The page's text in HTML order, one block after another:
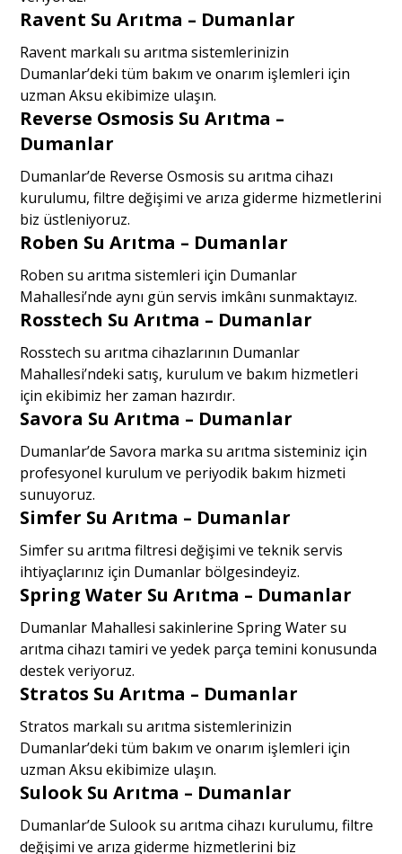
Ravent Su Arıtma – Dumanlar
Ravent markalı su arıtma sistemlerinizin
Dumanlar’deki tüm bakım ve onarım işlemleri için
uzman Aksu ekibimize ulaşın.
Reverse Osmosis Su Arıtma –
Dumanlar
Dumanlar’de Reverse Osmosis su arıtma cihazı
kurulumu, filtre değişimi ve arıza giderme hizmetlerini
biz üstleniyoruz.
Roben Su Arıtma – Dumanlar
Roben su arıtma sistemleri için Dumanlar
Mahallesi’nde aynı gün servis imkânı sunmaktayız.
Rosstech Su Arıtma – Dumanlar
Rosstech su arıtma cihazlarının Dumanlar
Mahallesi’ndeki satış, kurulum ve bakım hizmetleri
için ekibimiz her zaman hazırdır.
Savora Su Arıtma – Dumanlar
Dumanlar’de Savora marka su arıtma sisteminiz için
profesyonel kurulum ve periyodik bakım hizmeti
sunuyoruz.
Simfer Su Arıtma – Dumanlar
Simfer su arıtma filtresi değişimi ve teknik servis
ihtiyaçlarınız için Dumanlar bölgesindeyiz.
Spring Water Su Arıtma – Dumanlar
Dumanlar Mahallesi sakinlerine Spring Water su
arıtma cihazı tamiri ve yedek parça temini konusunda
destek veriyoruz.
Stratos Su Arıtma – Dumanlar
Stratos markalı su arıtma sistemlerinizin
Dumanlar’deki tüm bakım ve onarım işlemleri için
uzman Aksu ekibimize ulaşın.
Sulook Su Arıtma – Dumanlar
Dumanlar’de Sulook su arıtma cihazı kurulumu, filtre
değişimi ve arıza giderme hizmetlerini biz